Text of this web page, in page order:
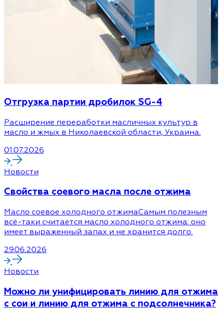
Отгрузка партии дробилок SG-4
Расширение переработки масличных культур в
масло и жмых в Николаевской области, Украина.
01.07.2026
Новости
Cвойства соевого масла после отжима
Масло соевое холодного отжимаСамым полезным
всё-таки считается масло холодного отжима: оно
имеет выраженный запах и не хранится долго.
29.06.2026
Новости
Можно ли унифицировать линию для отжима
с сои и линию для отжима с подсолнечника?